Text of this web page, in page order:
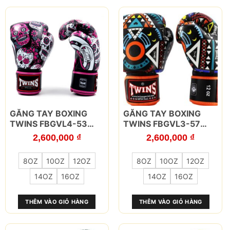
thể
chọn
trên
trang
phẩm
thể
được
chọn
trên
trang
8OZ 10OZ
12OZ
14OZ
16OZ
GĂNG TAY BOXING
TWINS FBGVL4-53
SKULL HỒNG
2,600,000 ₫
THÊM VÀO GIỎ HÀNG
Sản
phẩm
có
nhiều
biến
thể.
Các
chọn
có
thể
8OZ 10OZ
12OZ
14OZ
16OZ
GĂNG TAY BOXING
TWINS FBGVL3-57
ORANGE2,600,000 ₫
THÊM VÀO GIỎ HÀNG
Sản
phẩm
có
nhiều
biến
thể.
Các
chọn
có
thể